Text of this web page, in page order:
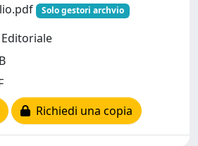
Solo gestori archvio
Richiedi una copia